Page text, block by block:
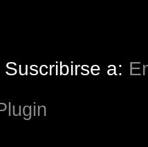
Suscribirse a: